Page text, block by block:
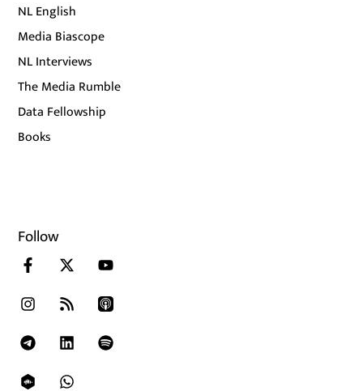
NL English
Media Biascope
NL Interviews
The Media Rumble
Data Fellowship
Books
Follow